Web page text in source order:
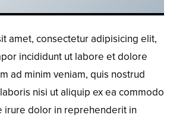
amet, consectetur adipisicing elit,
incididunt ut labore et dolore
ad minim veniam, quis nostrud
nisi ut aliquip ex ea commodo
irure dolor in reprehenderit in